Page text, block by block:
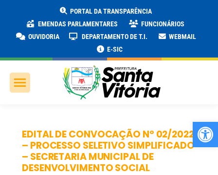
PORTAL DA TRANSPARÊNCIA
EMENDAS PARLAMENTARES
FUNCIONÁRIOS
OUVIDORIA
DEPARTAMENTO DE T.I.
WEBMAIL
E-SIC
EDITAL DE CONVOCAÇÃO Nº 02/2022
– PROCESSO SELETIVO SIMPLIFICADO
– SECRETARIA MUNICIPAL DE
DESENVOLVIMENTO SOCIAL